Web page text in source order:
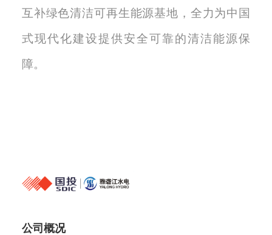
互补绿色清洁可再生能源基地，全力为中国
式现代化建设提供安全可靠的清洁能源保
障。
公司概况